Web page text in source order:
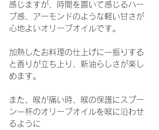
感じますが、時間を置いて感じるハー
ブ感、アーモンドのような軽い甘さが
心地よいオリーブオイルです。
加熱したお料理の仕上げに一振りする
と香りが立ち上り、新油らしさが楽し
めます。
また、喉が痛い時、喉の保護にスプー
ン一杯のオリーブオイルを喉に沿わせ
るように